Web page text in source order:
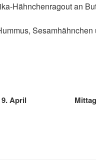
Hähnchenragout an
Sesamhähnchen
April